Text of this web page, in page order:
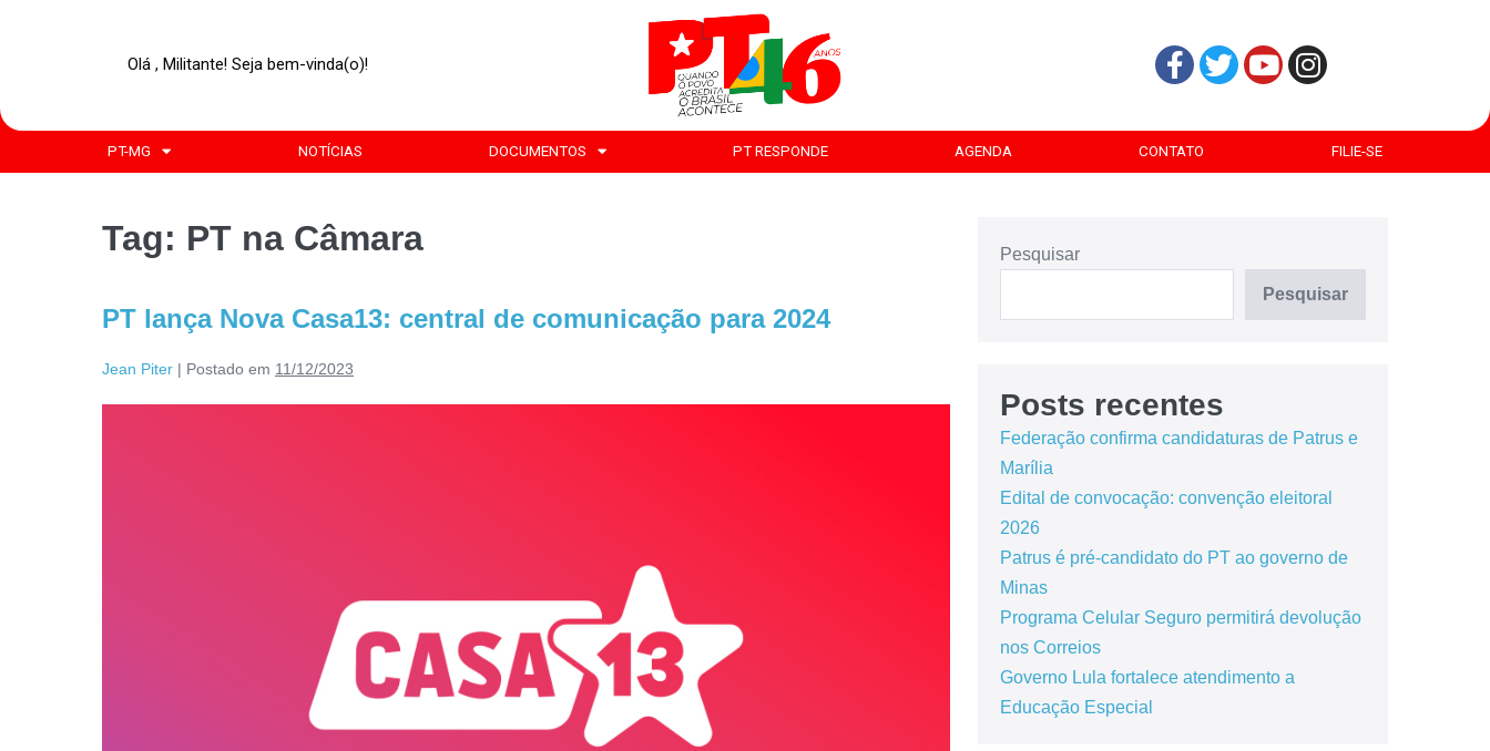
Olá , Militante! Seja bem-vinda(o)!
PT-MG NOTÍCIAS DOCUMENTOS PT RESPONDE AGENDA CONTATO FILIE-SE
Tag: PT na Câmara
PT lança Nova Casa13: central de comunicação para 2024
Jean Piter | Postado em 11/12/2023
Pesquisar
Pesquisar
Posts recentes
Federação confirma candidaturas de Patrus e
Marília
Edital de convocação: convenção eleitoral
2026
Patrus é pré-candidato do PT ao governo de
Minas
Programa Celular Seguro permitirá devolução
nos Correios
Governo Lula fortalece atendimento a
Educação Especial